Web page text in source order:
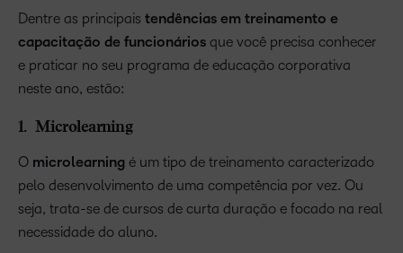
Dentre as principais tendências em treinamento e
capacitação de funcionários que você precisa conhecer
e praticar no seu programa de educação corporativa
neste ano, estão:
1. Microlearning
O microlearning é um tipo de treinamento caracterizado
pelo desenvolvimento de uma competência por vez. Ou
seja, trata-se de cursos de curta duração e focado na real
necessidade do aluno.